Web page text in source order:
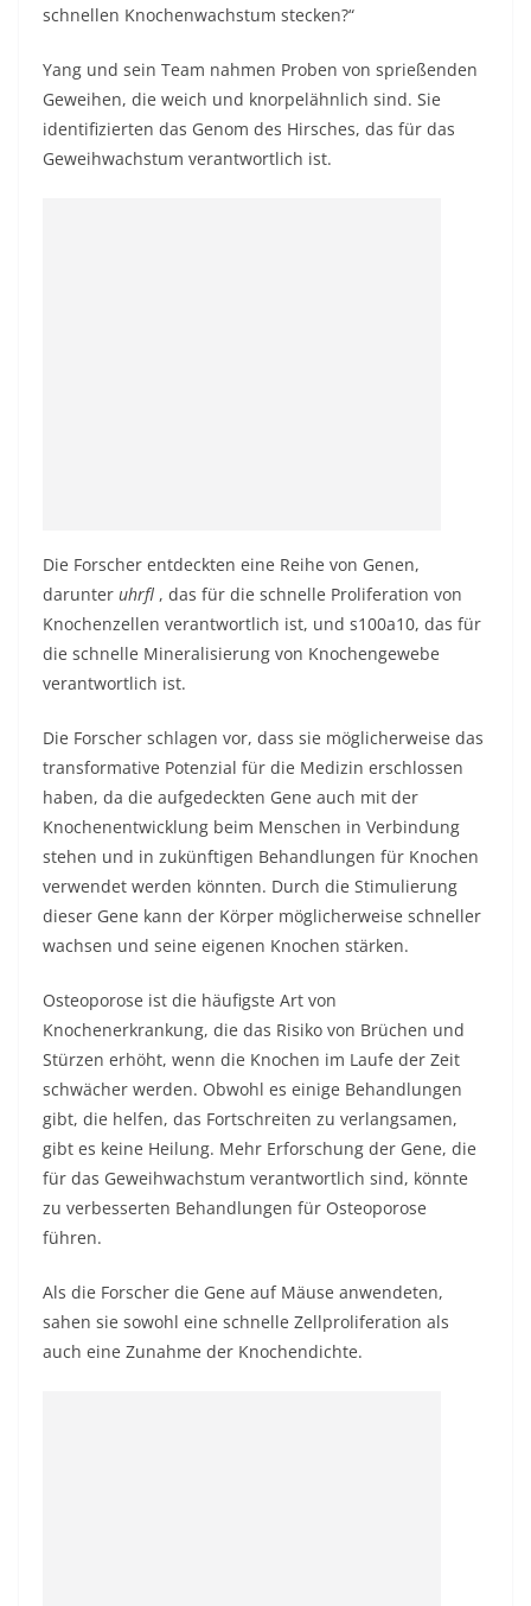
schnellen Knochenwachstum stecken?“
Yang und sein Team nahmen Proben von sprießenden
Geweihen, die weich und knorpelähnlich sind. Sie
identifizierten das Genom des Hirsches, das für das
Geweihwachstum verantwortlich ist.
Die Forscher entdeckten eine Reihe von Genen,
darunter uhrfl , das für die schnelle Proliferation von
Knochenzellen verantwortlich ist, und s100a10, das für
die schnelle Mineralisierung von Knochengewebe
verantwortlich ist.
Die Forscher schlagen vor, dass sie möglicherweise das
transformative Potenzial für die Medizin erschlossen
haben, da die aufgedeckten Gene auch mit der
Knochenentwicklung beim Menschen in Verbindung
stehen und in zukünftigen Behandlungen für Knochen
verwendet werden könnten. Durch die Stimulierung
dieser Gene kann der Körper möglicherweise schneller
wachsen und seine eigenen Knochen stärken.
Osteoporose ist die häufigste Art von
Knochenerkrankung, die das Risiko von Brüchen und
Stürzen erhöht, wenn die Knochen im Laufe der Zeit
schwächer werden. Obwohl es einige Behandlungen
gibt, die helfen, das Fortschreiten zu verlangsamen,
gibt es keine Heilung. Mehr Erforschung der Gene, die
für das Geweihwachstum verantwortlich sind, könnte
zu verbesserten Behandlungen für Osteoporose
führen.
Als die Forscher die Gene auf Mäuse anwendeten,
sahen sie sowohl eine schnelle Zellproliferation als
auch eine Zunahme der Knochendichte.